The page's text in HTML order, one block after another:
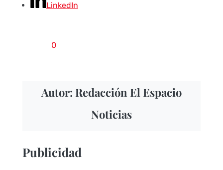
LinkedIn
0
Autor: Redacción El Espacio
Noticias
Publicidad